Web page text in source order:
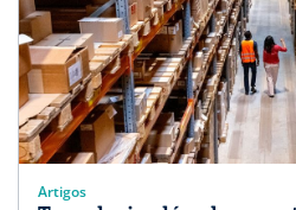
Artigos